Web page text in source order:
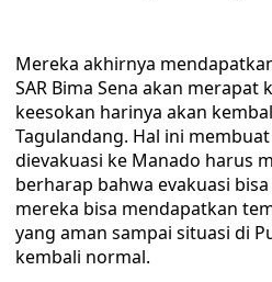
Mereka akhirnya
SAR Bima Sena akan merapat
keesokan harinya akan
Tagulandang. Hal ini
dievakuasi ke Manado harus
berharap bahwa evakuasi
mereka bisa mendapatkan
yang aman sampai situasi di
kembali normal.